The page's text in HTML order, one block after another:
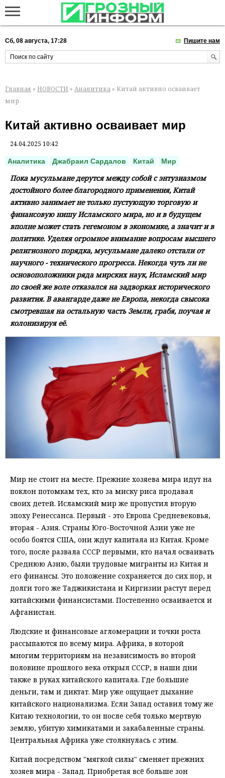
Сб, 08 августа, 17:28 Пишите нам
Главная » НОВОСТИ » Аналитика » Китай активно осваивает
мир
Китай активно осваивает мир
24.04.2025 10:42
Аналитика Джабраил Сардалов Китай Мир
Пока мусульмане дерутся между собой с энтузиазмом
достойного более благородного применения, Китай
активно занимает не только пустующую торговую и
финансовую нишу Исламского мира, но и в будущем
вполне может стать гегемоном в экономике, а значит и в
политике. Уделяя огромное внимание вопросам высшего
религиозного порядка, мусульмане далеко отстали от
научного - технического прогресса. Некогда чуть ли не
основоположники ряда мирских наук, Исламский мир
по своей же воле отказался на задворках исторического
развития. В авангарде даже не Европа, некогда свысока
смотревшая на остальную часть Земли, грабя, поучая и
колонизируя её.
Мир не стоит на месте. Прежние хозяева мира идут на
поклон потомкам тех, кто за миску риса продавал
своих детей. Исламский мир же пропустил вторую
эпоху Ренессанса. Первый - это Европа Средневековья,
вторая - Азия. Страны Юго-Восточной Азии уже не
особо боятся США, они ждут капитала из Китая. Кроме
того, после развала СССР первыми, кто начал осваивать
Среднюю Азию, были трудовые мигранты из Китая и
его финансы. Это положение сохраняется до сих пор, и
долги того же Таджикистана и Киргизии растут перед
китайскими финансистами. Постепенно осваивается и
Афганистан.
Людские и финансовые агломерации и точки роста
рассыпаются по всему мира. Африка, в которой
многим территориям на независимость во второй
половине прошлого века открыл СССР, в наши дни
также в руках китайского капитала. Где большие
деньги, там и диктат. Мир уже ощущает дыхание
китайского национализма. Если Запад оставил тому же
Китаю технологии, то он после себя только мертвую
землю, убитую химикатами и закабаленные страны.
Центральная Африка уже столкнулась с этим.
Китай посредством "мягкой силы" сменяет прежних
хозяев мира - Запад. Приобретая всё больше зон